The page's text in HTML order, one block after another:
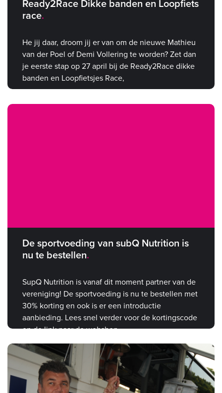
Ready2Race Dikke banden en Loopfiets
race
He jij daar, droom jij er van om de nieuwe Mathieu
van der Poel of Demi Vollering te worden? Zet dan
je eerste stap op 27 april bij de Ready2Race dikke
banden en Loopfietsjes Race,
De sportvoeding van subQ Nutrition is
nu te bestellen
SupQ Nutrition is vanaf dit moment partner van de
vereniging! De sportvoeding is nu te bestellen met
30% korting en ook is er een introductie
aanbieding. Lees snel verder voor de kortingscode
en de link naar de webshop.